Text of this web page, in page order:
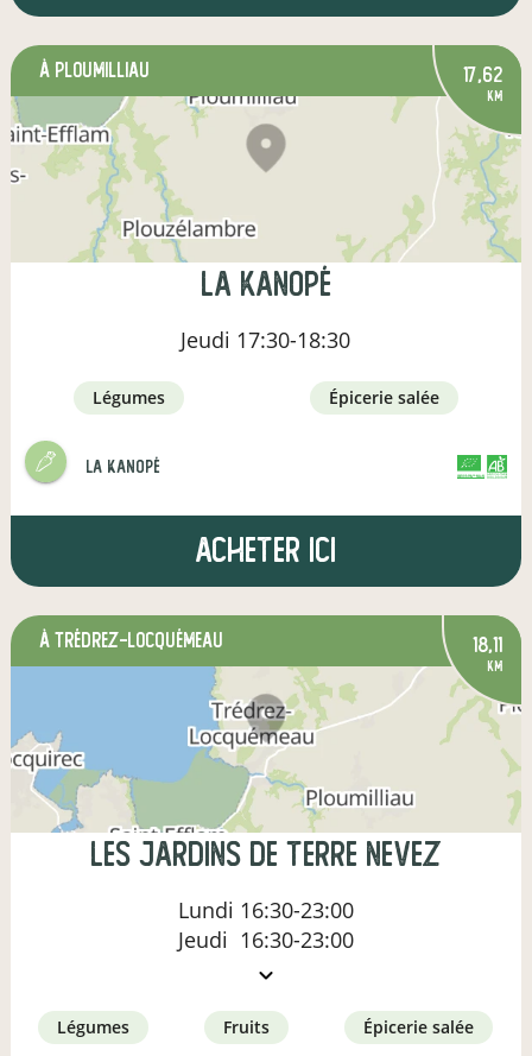
à Ploumilliau 17,62
km
La Kanopé
Jeudi 17:30-18:30
légumes épicerie salée
La Kanopé
Acheter ici
à Trédrez-Locquémeau 18,11
km
Les Jardins de Terre Nevez
Lundi 16:30-23:00
Jeudi 16:30-23:00
légumes fruits épicerie salée